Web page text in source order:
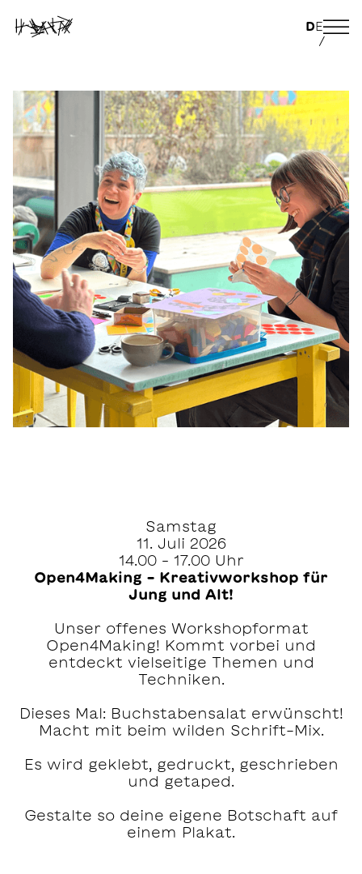
DE
/
Samstag
11. Juli 2026
14.00 – 17.00 Uhr
Open4Making – Kreativworkshop für
Jung und Alt!
Unser offenes Workshopformat
Open4Making! Kommt vorbei und
entdeckt vielseitige Themen und
Techniken.
Dieses Mal: Buchstabensalat erwünscht!
Macht mit beim wilden Schrift-Mix.
Es wird geklebt, gedruckt, geschrieben
und getaped.
Gestalte so deine eigene Botschaft auf
einem Plakat.